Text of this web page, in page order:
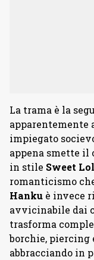
La trama è la
apparentemente
impiegato
appena smette il
in stile Sweet
romanticismo
Hanku è invece
avvicinabile dai
trasforma
borchie, piercing
abbracciando in